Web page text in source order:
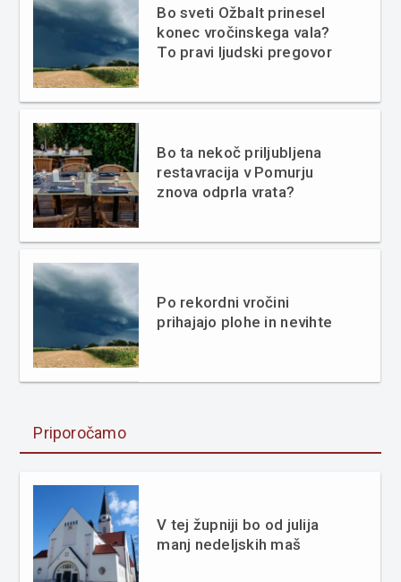
Bo sveti Ožbalt prinesel
konec vročinskega vala?
To pravi ljudski pregovor
Bo ta nekoč priljubljena
restavracija v Pomurju
znova odprla vrata?
Po rekordni vročini
prihajajo plohe in nevihte
Priporočamo
V tej župniji bo od julija
manj nedeljskih maš